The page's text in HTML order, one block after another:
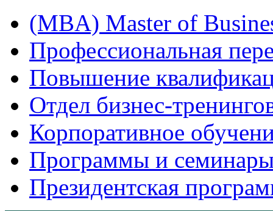
(MBA) Master of
Профессиональная
Повышение
Отдел бизнес-
Корпоративное
Программы и
Президентская